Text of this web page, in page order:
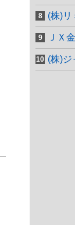
(株)リ
ＪＸ
(株)ジ